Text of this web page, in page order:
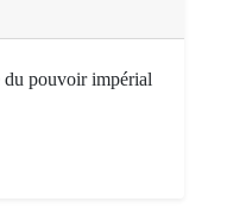
pouvoir impérial